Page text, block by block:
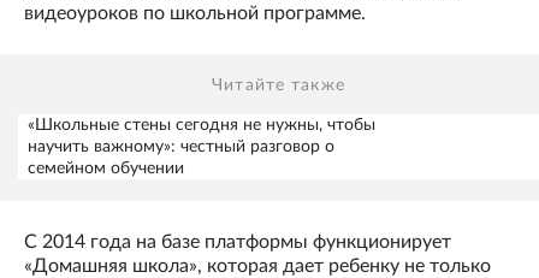
видеоуроков по школьной программе.
Читайте также
«Школьные стены сегодня не нужны, чтобы
научить важному»: честный разговор о
семейном обучении
С 2014 года на базе платформы функционирует
«Домашняя школа», которая дает ребенку не только